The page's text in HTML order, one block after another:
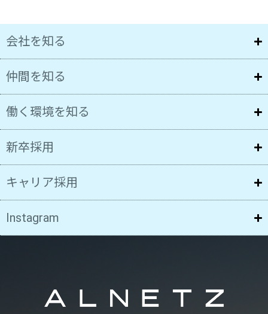
会社を知る
仲間を知る
働く環境を知る
新卒採用
キャリア採用
Instagram